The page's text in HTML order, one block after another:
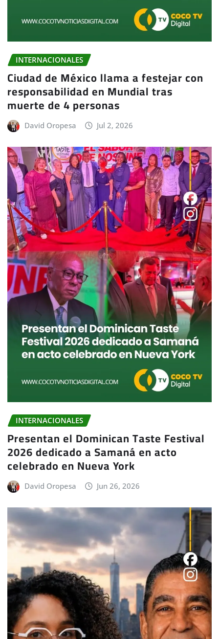
INTERNACIONALES
Ciudad de México llama a festejar con
responsabilidad en Mundial tras
muerte de 4 personas
David Oropesa Jul 2, 2026
INTERNACIONALES
Presentan el Dominican Taste Festival
2026 dedicado a Samaná en acto
celebrado en Nueva York
David Oropesa Jun 26, 2026